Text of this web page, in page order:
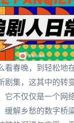
看春晚，到轻松地
剧集，这其中的转
它不仅仅是一个网
缓解乡愁的数字桥